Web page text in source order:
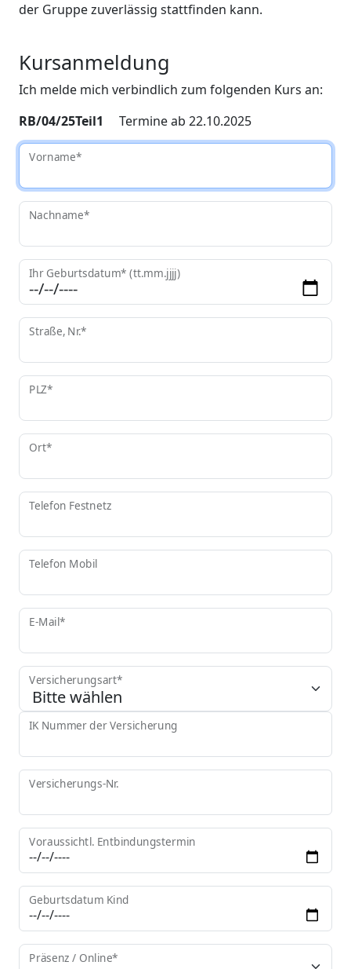
der Gruppe zuverlässig stattfinden kann.
Kursanmeldung
Ich melde mich verbindlich zum folgenden Kurs an:
RB/04/25Teil1 Termine ab 22.10.2025
Vorname*
Nachname*
Ihr Geburtsdatum* (tt.mm.jjjj)
Straße, Nr.*
PLZ*
Ort*
Telefon Festnetz
Telefon Mobil
E-Mail*
Versicherungsart*
IK Nummer der Versicherung
Versicherungs-Nr.
Voraussichtl. Entbindungstermin
Geburtsdatum Kind
Präsenz / Online*